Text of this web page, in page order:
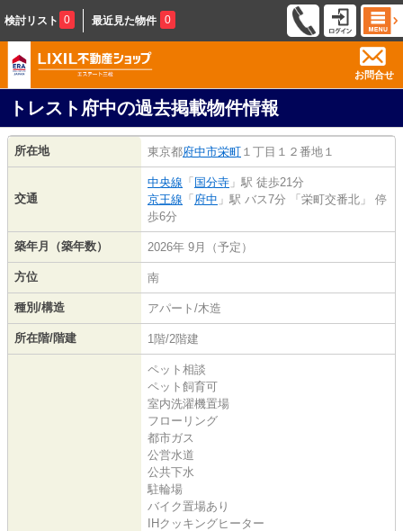
検討リスト 0 最近見た物件 0
お問合せ
トレスト府中の過去掲載物件情報
所在地 東京都府中市栄町 １丁目１２番地１
交通
中央線 「 国分寺 」駅 徒歩21分
京王線 「 府中 」駅 バス7分 「栄町交番北」 停
歩6分
築年月（築年数） 2026年 9月（予定）
方位 南
種別/構造 アパート/木造
所在階/階建 1階/2階建
ペット相談
ペット飼育可
室内洗濯機置場
フローリング
都市ガス
公営水道
公共下水
駐輪場
バイク置場あり
IHクッキングヒーター